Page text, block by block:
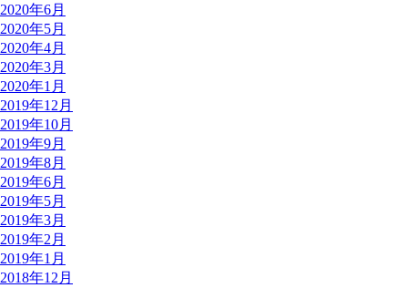
2020年6月
2020年5月
2020年4月
2020年3月
2020年1月
2019年12月
2019年10月
2019年9月
2019年8月
2019年6月
2019年5月
2019年3月
2019年2月
2019年1月
2018年12月